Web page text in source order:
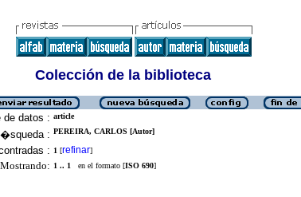
Colección de la biblioteca
de datos : article
: PEREIRA, CARLOS [Autor]
: 1 [refinar]
Mostrando: 1 .. 1 en el formato [ISO 690]